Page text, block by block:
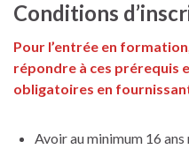
Conditions
Pour l’entrée en
répondre à ces prérequis
obligatoires en
Avoir au minimum 16 ans